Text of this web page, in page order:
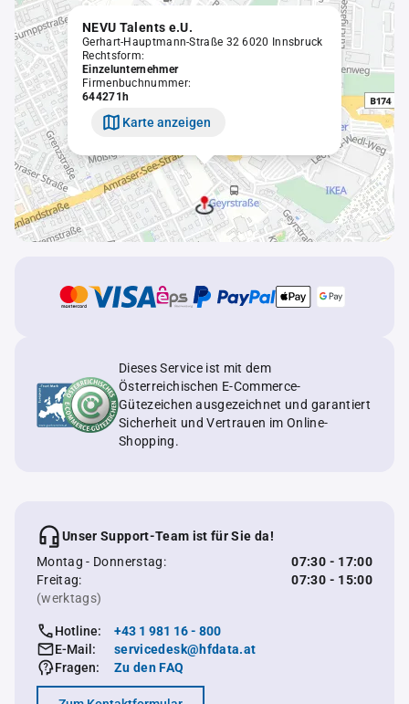
NEVU Talents e.U.
Gerhart-Hauptmann-Straße 32 6020 Innsbruck
Rechtsform:
Einzelunternehmer
Firmenbuchnummer:
644271h
Karte anzeigen
Dieses Service ist mit dem
Österreichischen E-Commerce-
Gütezeichen ausgezeichnet und garantiert
Sicherheit und Vertrauen im Online-
Shopping.
Unser Support-Team ist für Sie da!
Montag - Donnerstag:
07:30 - 17:00
Freitag:
07:30 - 15:00
(werktags)
Hotline:
+43 1 981 16 - 800
E-Mail:
servicedesk@hfdata.at
Fragen:
Zu den FAQ